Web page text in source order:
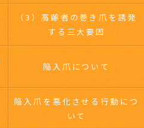
（3）高齢者の巻き爪を誘発
する三大要因
陥入爪について
陥入爪を悪化させる行動につ
いて